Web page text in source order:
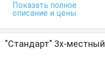
Показать полное
описание и цены
"Стандарт" 3х-местный